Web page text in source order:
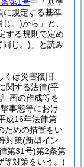
に規定する基準
じ。)から」と、
する規則で定め
同じ。) 」と読み
は災害復旧、
関する法律(平
画の作成等を
事態等におけ
成16年法律第
ための措置をい
対策(新型イン
第31号)第2条第
等対策をいう。)